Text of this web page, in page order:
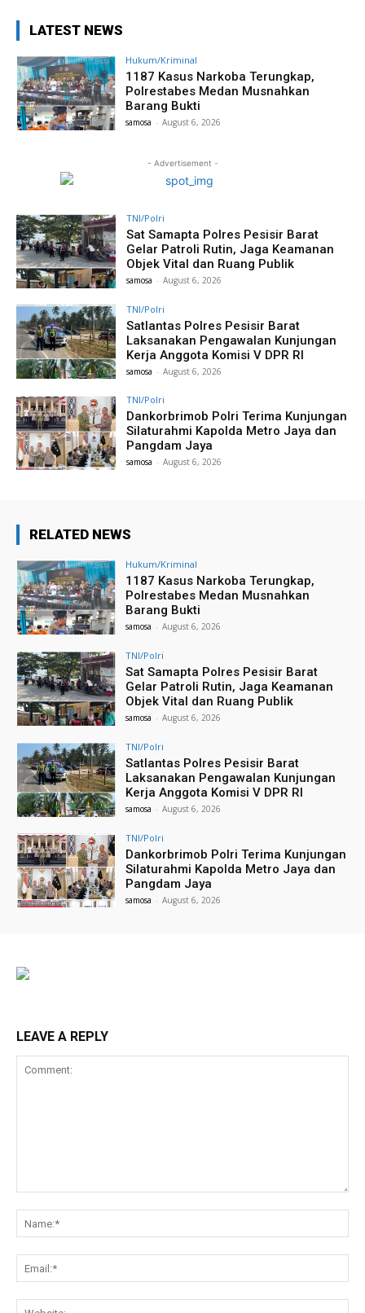
LATEST NEWS
Hukum/Kriminal
1187 Kasus Narkoba Terungkap,
Polrestabes Medan Musnahkan
Barang Bukti
samosa - August 6, 2026
- Advertisement -
TNI/Polri
Sat Samapta Polres Pesisir Barat
Gelar Patroli Rutin, Jaga Keamanan
Objek Vital dan Ruang Publik
samosa - August 6, 2026
TNI/Polri
Satlantas Polres Pesisir Barat
Laksanakan Pengawalan Kunjungan
Kerja Anggota Komisi V DPR RI
samosa - August 6, 2026
TNI/Polri
Dankorbrimob Polri Terima Kunjungan
Silaturahmi Kapolda Metro Jaya dan
Pangdam Jaya
samosa - August 6, 2026
RELATED NEWS
Hukum/Kriminal
1187 Kasus Narkoba Terungkap,
Polrestabes Medan Musnahkan
Barang Bukti
samosa - August 6, 2026
TNI/Polri
Sat Samapta Polres Pesisir Barat
Gelar Patroli Rutin, Jaga Keamanan
Objek Vital dan Ruang Publik
samosa - August 6, 2026
TNI/Polri
Satlantas Polres Pesisir Barat
Laksanakan Pengawalan Kunjungan
Kerja Anggota Komisi V DPR RI
samosa - August 6, 2026
TNI/Polri
Dankorbrimob Polri Terima Kunjungan
Silaturahmi Kapolda Metro Jaya dan
Pangdam Jaya
samosa - August 6, 2026
LEAVE A REPLY